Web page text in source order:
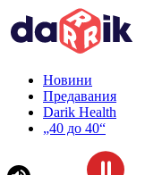
Новини
Предавания
Darik Health
„40 до 40“